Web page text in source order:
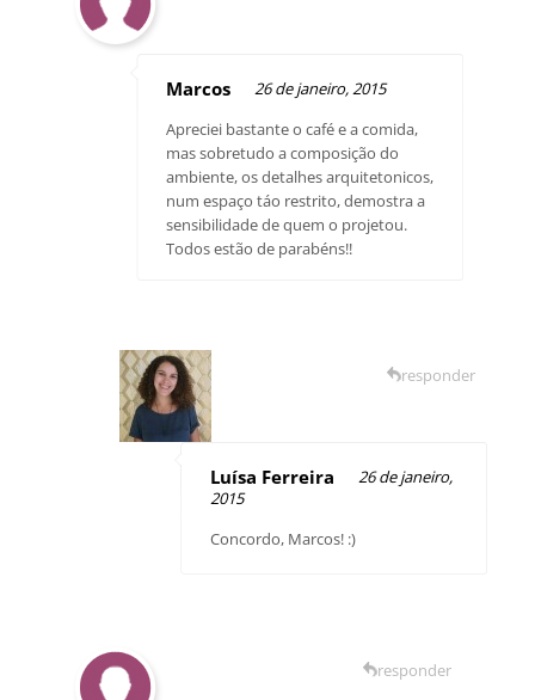
Marcos
26 de janeiro, 2015
Apreciei bastante o café e a comida,
mas sobretudo a composição do
ambiente, os detalhes arquitetonicos,
num espaço táo restrito, demostra a
sensibilidade de quem o projetou.
Todos estão de parabéns!!
Luísa Ferreira
26 de janeiro,
2015
Concordo, Marcos! :)
responder
responder